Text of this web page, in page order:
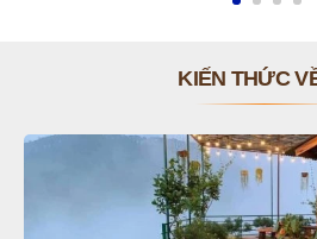
KIẾN THỨC